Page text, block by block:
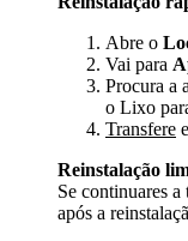
Abre o
Vai para
Procura a
o Lixo
Transfere
Reinstalação
Se continuares
após a